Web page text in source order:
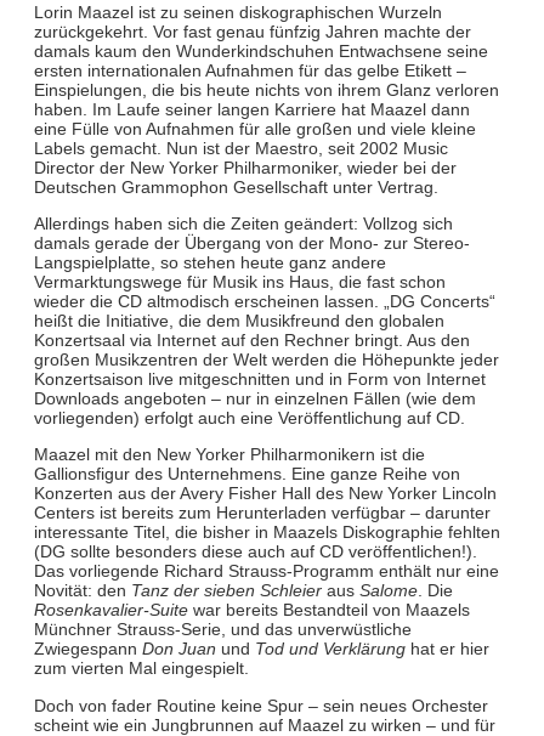
Lorin Maazel ist zu seinen diskographischen Wurzeln
zurückgekehrt. Vor fast genau fünfzig Jahren machte der
damals kaum den Wunderkindschuhen Entwachsene seine
ersten internationalen Aufnahmen für das gelbe Etikett –
Einspielungen, die bis heute nichts von ihrem Glanz verloren
haben. Im Laufe seiner langen Karriere hat Maazel dann
eine Fülle von Aufnahmen für alle großen und viele kleine
Labels gemacht. Nun ist der Maestro, seit 2002 Music
Director der New Yorker Philharmoniker, wieder bei der
Deutschen Grammophon Gesellschaft unter Vertrag.
Allerdings haben sich die Zeiten geändert: Vollzog sich
damals gerade der Übergang von der Mono- zur Stereo-
Langspielplatte, so stehen heute ganz andere
Vermarktungswege für Musik ins Haus, die fast schon
wieder die CD altmodisch erscheinen lassen. „DG Concerts“
heißt die Initiative, die dem Musikfreund den globalen
Konzertsaal via Internet auf den Rechner bringt. Aus den
großen Musikzentren der Welt werden die Höhepunkte jeder
Konzertsaison live mitgeschnitten und in Form von Internet
Downloads angeboten – nur in einzelnen Fällen (wie dem
vorliegenden) erfolgt auch eine Veröffentlichung auf CD.
Maazel mit den New Yorker Philharmonikern ist die
Gallionsfigur des Unternehmens. Eine ganze Reihe von
Konzerten aus der Avery Fisher Hall des New Yorker Lincoln
Centers ist bereits zum Herunterladen verfügbar – darunter
interessante Titel, die bisher in Maazels Diskographie fehlten
(DG sollte besonders diese auch auf CD veröffentlichen!).
Das vorliegende Richard Strauss-Programm enthält nur eine
Novität: den Tanz der sieben Schleieraus Salome. Die
Rosenkavalier-Suitewar bereits Bestandteil von Maazels
Münchner Strauss-Serie, und das unverwüstliche
Zwiegespann Don Juan und Tod und Verklärunghat er hier
zum vierten Mal eingespielt.
Doch von fader Routine keine Spur – sein neues Orchester
scheint wie ein Jungbrunnen auf Maazel zu wirken – und für